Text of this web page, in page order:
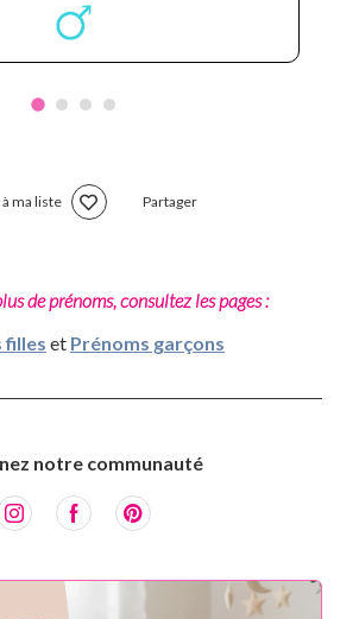
ma liste Partager
de prénoms, consultez les pages :
filles et Prénoms garçons
notre communauté